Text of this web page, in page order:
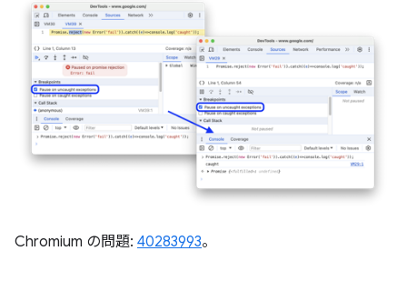
Chromium の問題: 40283993。